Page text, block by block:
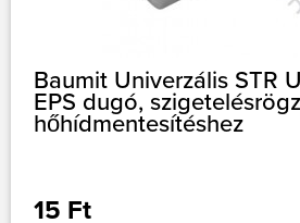
Baumit Univerzális STR
EPS dugó,
hőhídmentesítéshez
15 Ft